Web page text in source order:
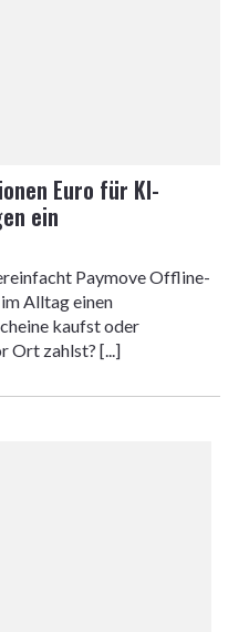
Euro für KI-
ein
Paymove Offline-
Alltag einen
kaufst oder
Ort zahlst? [...]